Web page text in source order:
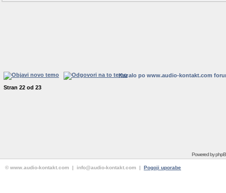
Kazalo po www.audio-kontakt.com
Stran 22 od 23
Powered by
© www.audio-kontakt.com | info@audio-kontakt.com | Pogoji uporabe